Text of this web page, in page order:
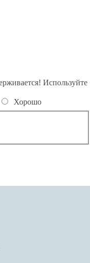
Используйте
Хорошо